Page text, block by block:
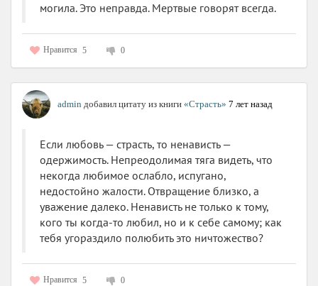
могила. Это неправда. Мертвые говорят всегда.
Нравится 5 0
admin добавил цитату из книги «Страсть» 7 лет назад
Если любовь — страсть, то ненависть —
одержимость. Непреодолимая тяга видеть, что
некогда любимое ослабло, испугано,
недостойно жалости. Отвращение близко, а
уважение далеко. Ненависть не только к тому,
кого ты когда-то любил, но и к себе самому; как
тебя угораздило полюбить это ничтожество?
Нравится 5 0